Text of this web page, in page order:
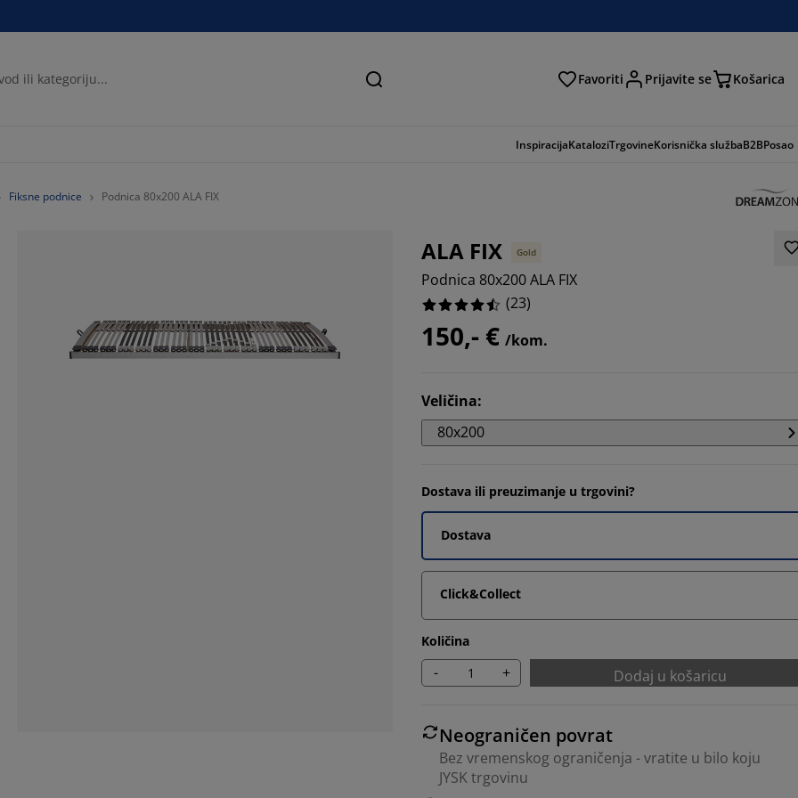
Pretraga Favoriti Prijavite se Košarica
InspiracijaKataloziTrgovineKorisnička službaB2BPosao
Fiksne podnice Podnica 80x200 ALA FIX
ALA FIX Gold
Podnica 80x200 ALA FIX
(23)
150,- € /kom.
Veličina:
80x200
Dostava ili preuzimanje u trgovini?
Dostava
Click&Collect
Količina
- + Dodaj u košaricu
Neograničen povrat
Bez vremenskog ograničenja - vratite u bilo koju
JYSK trgovinu
4.3478260869565215%